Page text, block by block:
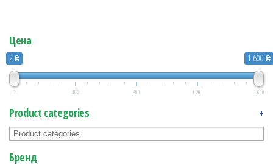
Цена
2 ₴ 1 600 ₴
2 402 801 1 201 1 600
Product categories +
Бренд